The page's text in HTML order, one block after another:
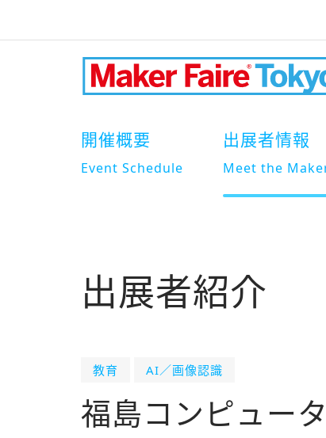
開催概要
Event Schedule
出展者情報
Meet the
出展者紹介
教育 AI／画像認識
福島コンピュー